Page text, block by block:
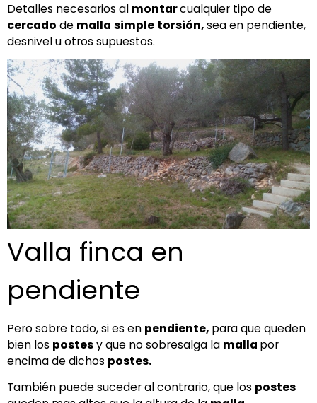
Detalles necesarios al montarcualquier tipo de
cercado de malla simple torsión,sea en pendiente,
desnivel u otros supuestos.
Valla finca en
pendiente
Pero sobre todo, si es en pendiente, para que queden
bien los postesy que no sobresalga la malla por
encima de dichos postes.
También puede suceder al contrario, que los postes